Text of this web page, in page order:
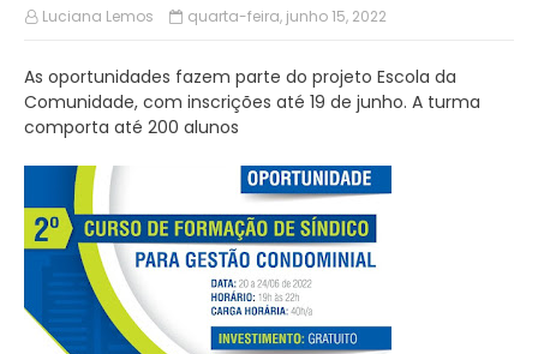
Luciana Lemos quarta-feira, junho 15, 2022
As oportunidades fazem parte do projeto Escola da
Comunidade, com inscrições até 19 de junho. A turma
comporta até 200 alunos